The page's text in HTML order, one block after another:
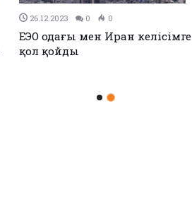
26.12.2023 0 0
ЕЭО одағы мен Иран келісімге
қол қойды